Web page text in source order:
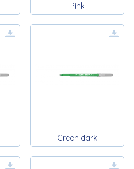
Pink
Green dark